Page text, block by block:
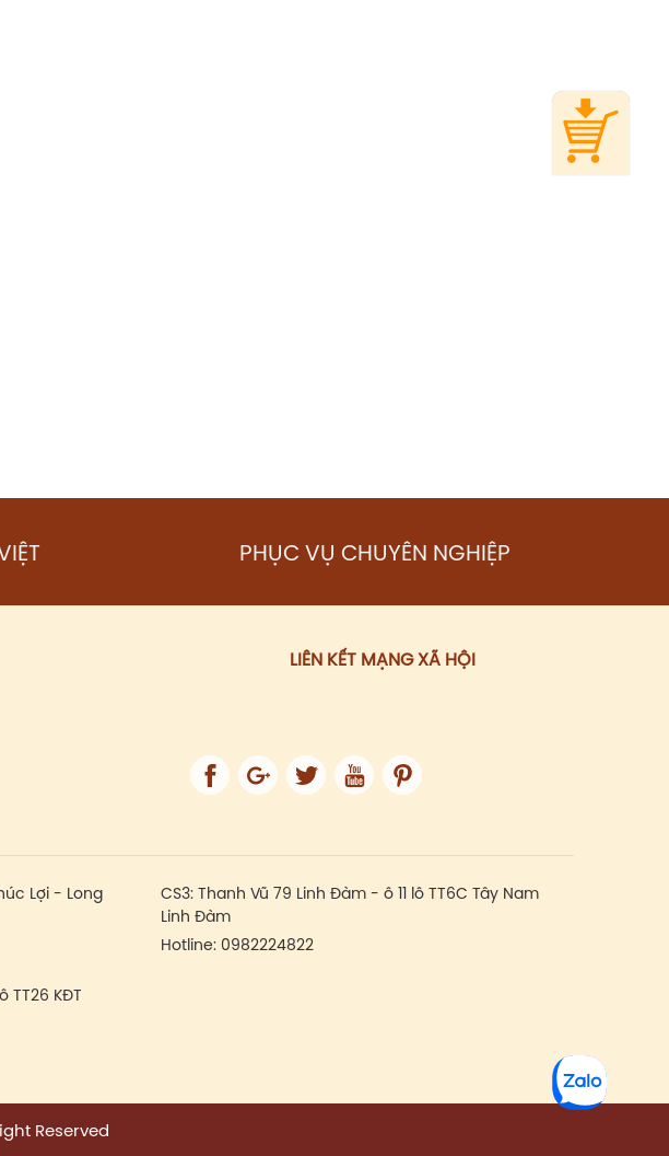
PHỤC VỤ CHUYÊN NGHIỆP
LIÊN KẾT MẠNG XÃ HỘI
Lợi - Long
CS3:Thanh Vũ 79 Linh Đàm - ô 11 lô TT6C Tây Nam
Linh Đàm
Hotline: 0982224822
TT26 KĐT
Reserved